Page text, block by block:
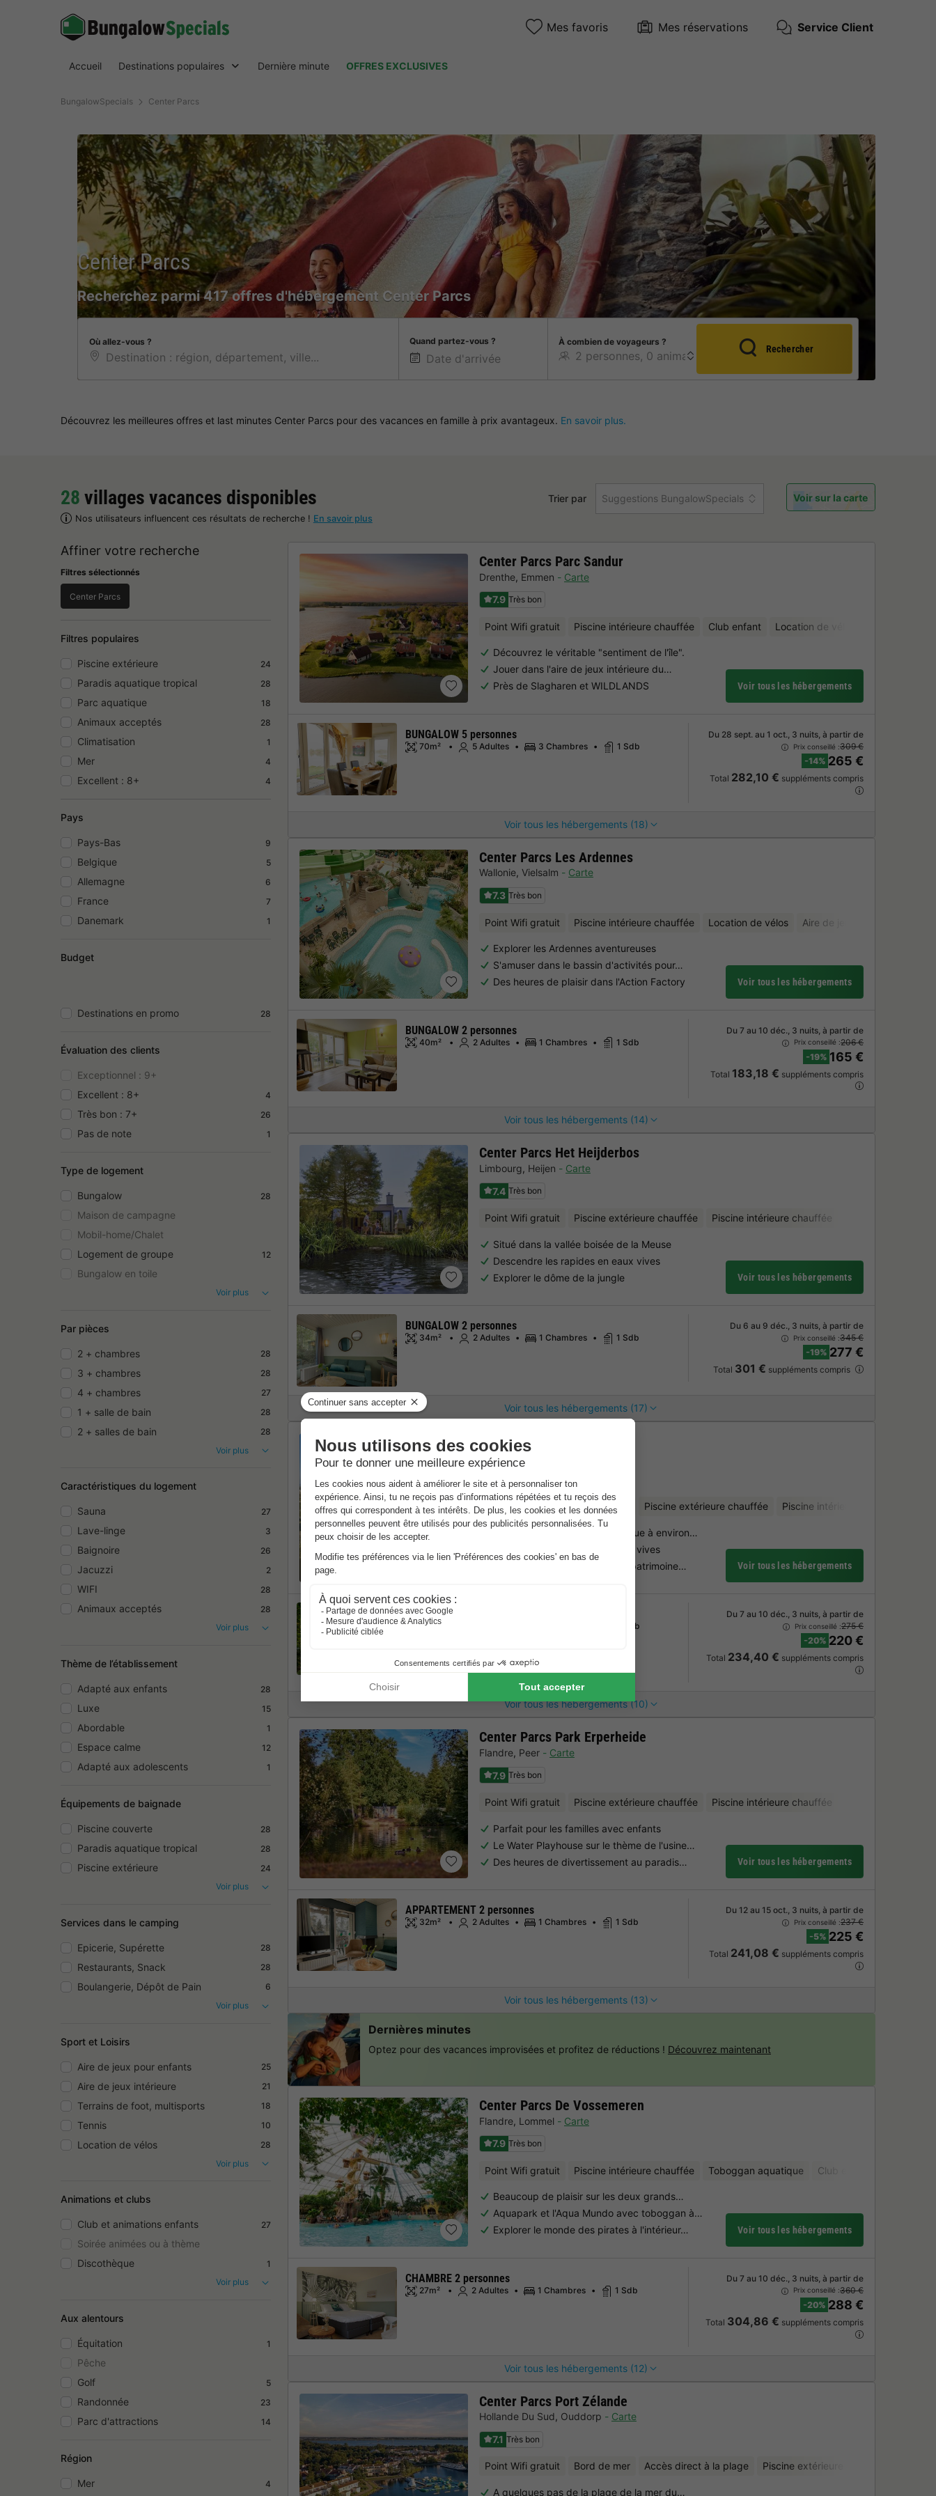
Mes favoris Mes réservations Service Client
Accueil Destinations populaires Dernière minute OFFRES EXCLUSIVES
BungalowSpecials Center Parcs
Center Parcs
Recherchez parmi 417 offres d'hébergement Center Parcs
Où allez-vous ? Quand partez-vous ? À combien de voyageurs ?
Rechercher
Découvrez les meilleures offres et last minutes Center Parcs pour des vacances en famille à prix avantageux. En savoir plus.
28 villages vacances disponibles
Nos utilisateurs influencent ces résultats de recherche ! En savoir plus
Trier par Suggestions BungalowSpecials Voir sur la carte
Affiner votre recherche
Filtres sélectionnés
Center Parcs
Filtres populaires
Piscine extérieure 24
Paradis aquatique tropical 28
Parc aquatique 18
Animaux acceptés 28
Climatisation 1
Mer 4
Excellent : 8+ 4
Pays
Pays-Bas 9
Belgique 5
Allemagne 6
France 7
Danemark 1
Budget
Destinations en promo 28
Évaluation des clients
Exceptionnel : 9+
Excellent : 8+
4
Très bon : 7+ 26
Pas de note 1
Type de logement
Bungalow 28
Maison de campagne
Mobil-home/Chalet
Logement de groupe
12
Bungalow en toile
Voir plus
Par pièces
2 + chambres 28
3 + chambres 28
4 + chambres 27
1 + salle de bain 28
2 + salles de bain
28
Voir plus
Caractéristiques du logement
Sauna 27
Lave-linge 3
Baignoire 26
Jacuzzi 2
WIFI 28
Animaux acceptés
28
Voir plus
Thème de l’établissement
Adapté aux enfants 28
Luxe 15
Abordable 1
Espace calme 12
Adapté aux adolescents 1
Équipements de baignade
Piscine couverte 28
Paradis aquatique tropical 28
Piscine extérieure
24
Voir plus
Services dans le camping
Epicerie, Supérette 28
Restaurants, Snack 28
Boulangerie, Dépôt de Pain
6
Voir plus
Sport et Loisirs
Aire de jeux pour enfants 25
Aire de jeux intérieure 21
Terrains de foot, multisports 18
Tennis 10
Location de vélos
28
Voir plus
Animations et clubs
Club et animations enfants 27
Soirée animées ou à thème
Discothèque
1
Voir plus
Aux alentours
Équitation 1
Pêche
Golf
5
Randonnée 23
Parc d'attractions 14
Région
Mer 4
Center Parcs Parc Sandur
Drenthe, Emmen
Carte
7.9 Très bon
Point Wifi gratuit Piscine intérieure chauffée Club enfant Location de vélos
Découvrez le véritable "sentiment de l'île".
Jouer dans l'aire de jeux intérieure du…
Près de Slagharen et WILDLANDS
Voir tous les hébergements
Voir tous les hébergements (18)
BUNGALOW 5 personnes
70m² 5 Adultes 3 Chambres 1 Sdb
Du 28 sept. au 1 oct., 3 nuits, à partir de
Prix conseillé :309 €
-14% 265 €
Total 282,10 € suppléments compris
Center Parcs Les Ardennes
Wallonie, Vielsalm
Carte
7.3 Très bon
Point Wifi gratuit Piscine intérieure chauffée Location de vélos Aire de jeux aquatique
Explorer les Ardennes aventureuses
S'amuser dans le bassin d'activités pour…
Des heures de plaisir dans l'Action Factory
Voir tous les hébergements
Voir tous les hébergements (14)
BUNGALOW 2 personnes
40m² 2 Adultes 1 Chambres 1 Sdb
Du 7 au 10 déc., 3 nuits, à partir de
Prix conseillé :206 €
-19% 165 €
Total 183,18 € suppléments compris
Center Parcs Het Heijderbos
Limbourg, Heijen
Carte
7.4 Très bon
Point Wifi gratuit Piscine extérieure chauffée Piscine intérieure chauffée
Situé dans la vallée boisée de la Meuse
Descendre les rapides en eaux vives
Explorer le dôme de la jungle
Voir tous les hébergements
Voir tous les hébergements (17)
BUNGALOW 2 personnes
34m² 2 Adultes 1 Chambres 1 Sdb
Du 6 au 9 déc., 3 nuits, à partir de
Prix conseillé :345 €
-19% 277 €
Total 301 € suppléments compris
Center Parcs Park De Haan
Flandre
7.3
Point Wifi gratuit Bord de mer Piscine extérieure chauffée Piscine intérieure chauffée
La plus longue plage de Belgique à environ…
Descendre les rapides en eaux vives
La ville de Bruges, classée au patrimoine…
Voir tous les hébergements
Voir tous les hébergements (10)
BUNGALOW 4 personnes
59m² 1 Sdb
Du 7 au 10 déc., 3 nuits, à partir de
Prix conseillé :275 €
-20% 220 €
Total 234,40 € suppléments compris
Center Parcs Park Erperheide
Flandre, Peer
Carte
7.9 Très bon
Point Wifi gratuit Piscine extérieure chauffée Piscine intérieure chauffée
Parfait pour les familles avec enfants
Le Water Playhouse sur le thème de l'usine…
Des heures de divertissement au paradis…
Voir tous les hébergements
Voir tous les hébergements (13)
APPARTEMENT 2 personnes
32m² 2 Adultes 1 Chambres 1 Sdb
Du 12 au 15 oct., 3 nuits, à partir de
Prix conseillé :237 €
-5% 225 €
Total 241,08 € suppléments compris
Center Parcs De Vossemeren
Flandre, Lommel
Carte
7.9 Très bon
Point Wifi gratuit Piscine intérieure chauffée Toboggan aquatique Club enfant
Beaucoup de plaisir sur les deux grands…
Aquapark et l'Aqua Mundo avec toboggan à…
Explorer le monde des pirates à l'intérieur…
Voir tous les hébergements
Voir tous les hébergements (12)
CHAMBRE 2 personnes
27m² 2 Adultes 1 Chambres 1 Sdb
Du 7 au 10 déc., 3 nuits, à partir de
Prix conseillé :360 €
-20% 288 €
Total 304,86 € suppléments compris
Center Parcs Port Zélande
Hollande Du Sud, Ouddorp
Carte
7.1 Très bon
Point Wifi gratuit Bord de mer Accès direct à la plage Piscine extérieure chauffée
A quelques pas de la plage de la mer du…
Dernières minutes
Optez pour des vacances improvisées et profitez de réductions ! Découvrez maintenant